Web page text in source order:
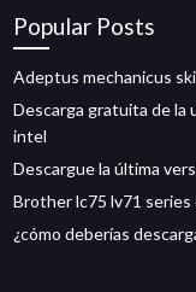
Popular Posts
Adeptus mechanicus
Descarga gratuita de la
intel
Descargue la última
Brother lc75 lv71
¿cómo deberías